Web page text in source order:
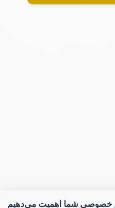
خصوصی شما اهمیت می‌دهیم